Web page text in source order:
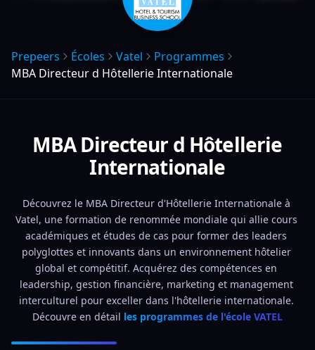
Prepeers Écoles Vatel
Programmes
MBA Directeur d Hôtellerie Internationale
MBA Directeur d Hôtellerie
Internationale
Découvrez le MBA Directeur d'Hôtellerie Internationale à
Vatel, une formation de renommée mondiale qui allie cours
académiques et études de cas pour former des leaders
polyglottes et innovants dans un environnement hôtelier
global et compétitif. Acquérez des compétences en
leadership, gestion financière, marketing et management
interculturel pour exceller dans l'hôtellerie internationale.
Découvre en détail les programmes de l'école VATEL